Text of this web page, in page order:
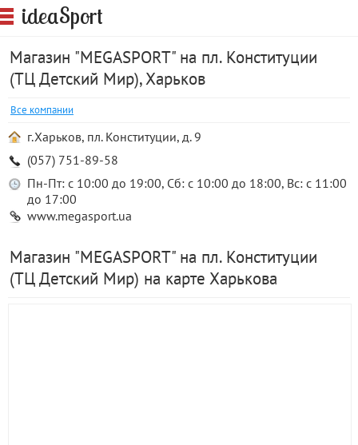
ideaSport
Магазин "MEGASPORT" на пл. Конституции
(ТЦ Детский Мир), Харьков
Все компании
г.Харьков, пл. Конституции, д. 9
(057) 751-89-58
Пн-Пт: с 10:00 до 19:00, Сб: с 10:00 до 18:00, Вс: с 11:00
до 17:00
www.megasport.ua
Магазин "MEGASPORT" на пл. Конституции
(ТЦ Детский Мир) на карте Харькова